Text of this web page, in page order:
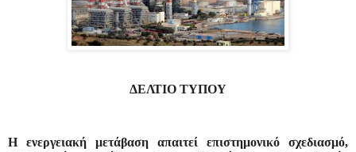
ΔΕΛΤΙΟ ΤΥΠΟΥ
Η ενεργειακή μετάβαση απαιτεί επιστημονικό σχεδιασμό,